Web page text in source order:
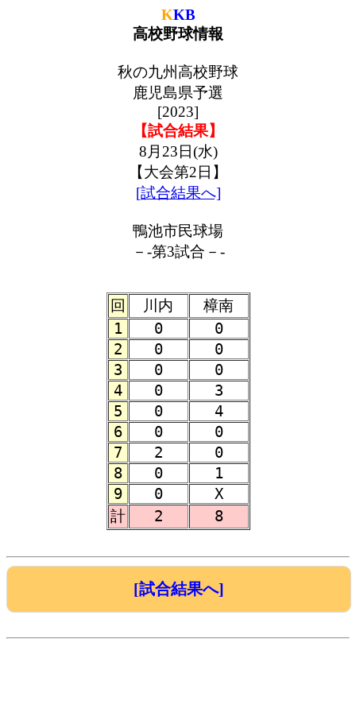
KKB
高校野球情報
秋の九州高校野球
鹿児島県予選
[2023]
【試合結果】
8月23日(水)
【大会第2日】
[試合結果へ]
鴨池市民球場
－-第3試合－-
回 川内
樟南
1
0
0
2
0
0
3
0
0
4
0
3
5
0
4
6
0
0
7
2
0
8
0
1
9
0
X
計
2 8
[試合結果へ]